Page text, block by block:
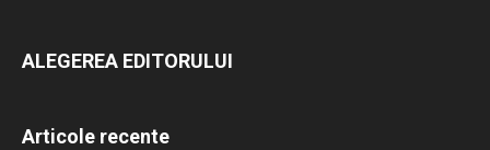
ALEGEREA EDITORULUI
Articole recente